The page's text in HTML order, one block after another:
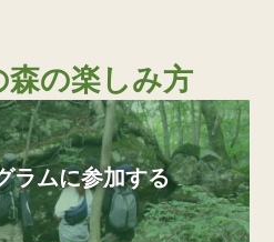
森の楽しみ方
ラムに参加する